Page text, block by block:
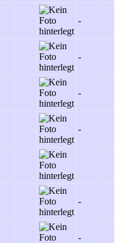
-
-
-
-
-
-